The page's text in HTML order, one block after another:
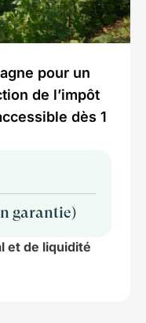
pour un
de l’impôt
dès 1
garantie)
et de liquidité